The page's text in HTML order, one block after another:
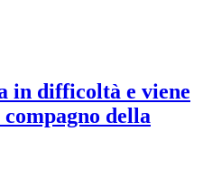
in difficoltà e viene
della